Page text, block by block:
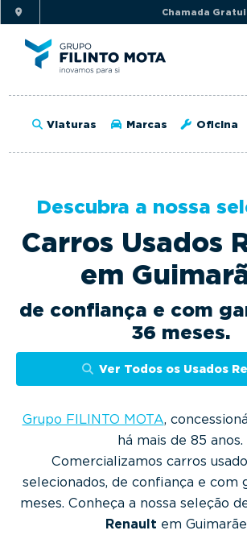
i
p
t
o
r
m
r
a
a
i
i
p
t
o
a
n
o
e
Chamada
Viaturas Marcas Oficina
Descubra a nossa
Carros Usados
em
de confiança e com
36 meses.
Ver Todos os Usados
Grupo FILINTO MOTA,
há mais de 85 anos.
Comercializamos carros
selecionados, de confiança e com
meses. Conheça a nossa seleção
Renault em